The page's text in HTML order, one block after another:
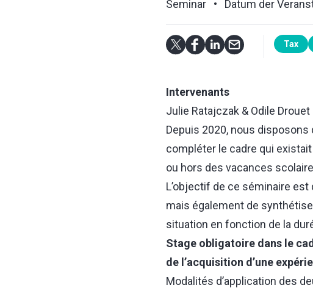
Seminar Datum der
Tax
Intervenants
Julie Ratajczak & Odile Drouet
Depuis 2020, nous disposons
compléter le cadre qui
ou hors des vacances
L’objectif de ce séminaire
mais également de
situation en fonction de la
Stage obligatoire dans le
de l’acquisition d’une
Modalités d’application des